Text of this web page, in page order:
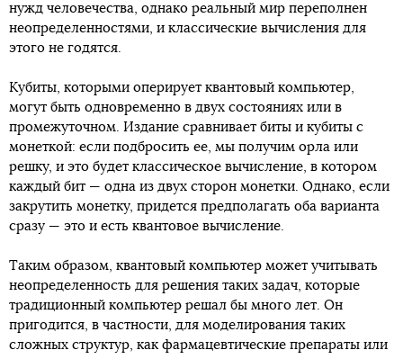
нужд человечества, однако реальный мир переполнен
неопределенностями, и классические вычисления для
этого не годятся.
Кубиты, которыми оперирует квантовый компьютер,
могут быть одновременно в двух состояниях или в
промежуточном. Издание сравнивает биты и кубиты с
монеткой: если подбросить ее, мы получим орла или
решку, и это будет классическое вычисление, в котором
каждый бит — одна из двух сторон монетки. Однако, если
закрутить монетку, придется предполагать оба варианта
сразу — это и есть квантовое вычисление.
Таким образом, квантовый компьютер может учитывать
неопределенность для решения таких задач, которые
традиционный компьютер решал бы много лет. Он
пригодится, в частности, для моделирования таких
сложных структур, как фармацевтические препараты или